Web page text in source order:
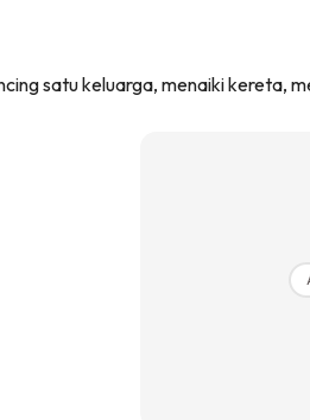
satu keluarga, menaiki kereta,